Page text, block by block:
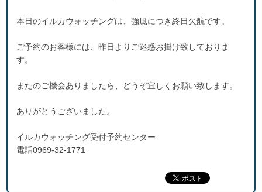
本日のイルカウォッチングは、強風につき終日欠航です。
ご予約のお客様には、昨日よりご迷惑お掛け致しておりま
す。
またのご機会ありましたら、どうぞ宜しくお願い致します。
ありがとうございました。
イルカウォッチング受付予約センター
電話0969-32-1771